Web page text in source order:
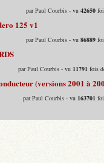
par Paul Courbis - vu42650
125 v1
par Paul Courbis - vu86889
par Paul Courbis - vu 11791 fois
(versions 2001 à
par Paul Courbis - vu 163701